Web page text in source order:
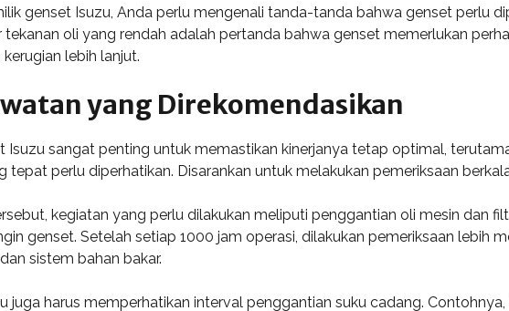
genset Isuzu, Anda perlu mengenali tanda-tanda bahwa genset perlu
oli yang rendah adalah pertanda bahwa genset memerlukan
lebih lanjut.
yang Direkomendasikan
Isuzu sangat penting untuk memastikan kinerjanya tetap optimal,
tepat perlu diperhatikan. Disarankan untuk melakukan pemeriksaan
kegiatan yang perlu dilakukan meliputi penggantian oli mesin dan
genset. Setelah setiap 1000 jam operasi, dilakukan pemeriksaan lebih
sistem bahan bakar.
juga harus memperhatikan interval penggantian suku cadang.